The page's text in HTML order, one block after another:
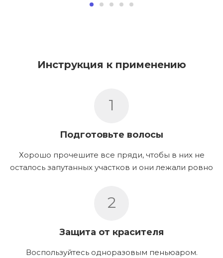
Инструкция к применению
1
Подготовьте волосы
Хорошо прочешите все пряди, чтобы в них не
осталось запутанных участков и они лежали ровно
2
Защита от красителя
Воспользуйтесь одноразовым пеньюаром.